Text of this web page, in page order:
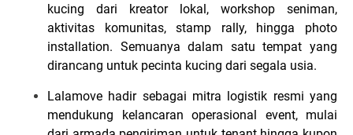
kucing dari kreator lokal, workshop seniman,
aktivitas komunitas, stamp rally, hingga photo
installation. Semuanya dalam satu tempat yang
dirancang untuk pecinta kucing dari segala usia.
Lalamove hadir sebagai mitra logistik resmi yang
mendukung kelancaran operasional event, mulai